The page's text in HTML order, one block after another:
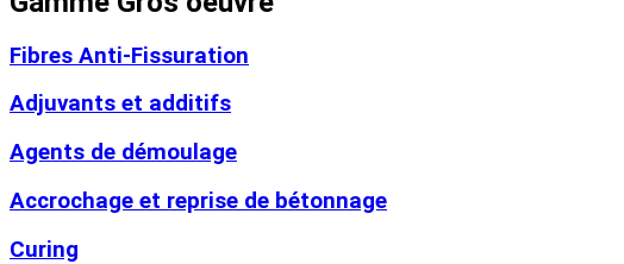
Fibres Anti-Fissuration
Adjuvants et additifs
Agents de démoulage
Accrochage et reprise de bétonnage
Curing